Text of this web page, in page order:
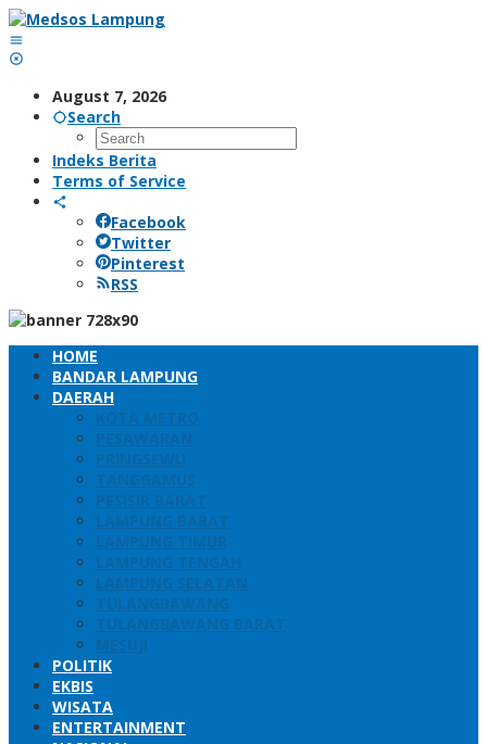
Skip
to
content
August 7, 2026
Search
Indeks Berita
Terms of Service
Facebook
Twitter
Pinterest
RSS
HOME
BANDAR LAMPUNG
DAERAH
KOTA METRO
PESAWARAN
PRINGSEWU
TANGGAMUS
PESISIR BARAT
LAMPUNG BARAT
LAMPUNG TIMUR
LAMPUNG TENGAH
LAMPUNG SELATAN
TULANGBAWANG
TULANGBAWANG BARAT
MESUJI
POLITIK
EKBIS
WISATA
ENTERTAINMENT